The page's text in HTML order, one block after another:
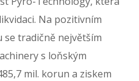
Na pozitivním
se tradičně největším
s loňským
mil. korun a ziskem